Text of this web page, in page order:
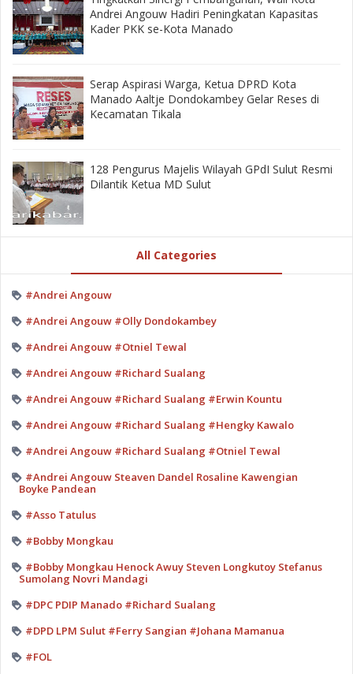
Andrei Angouw Hadiri Peningkatan Kapasitas
Kader PKK se-Kota Manado
‎Serap Aspirasi Warga, Ketua DPRD Kota
Manado Aaltje Dondokambey Gelar Reses di
Kecamatan Tikala ‎
128 Pengurus Majelis Wilayah GPdI Sulut Resmi
Dilantik Ketua MD Sulut
All Categories
#Andrei Angouw
#Andrei Angouw #Olly Dondokambey
#Andrei Angouw #Otniel Tewal
#Andrei Angouw #Richard Sualang
#Andrei Angouw #Richard Sualang #Erwin Kountu
#Andrei Angouw #Richard Sualang #Hengky Kawalo
#Andrei Angouw #Richard Sualang #Otniel Tewal
#Andrei Angouw Steaven Dandel Rosaline Kawengian
Boyke Pandean
#Asso Tatulus
#Bobby Mongkau
#Bobby Mongkau Henock Awuy Steven Longkutoy Stefanus
Sumolang Novri Mandagi
#DPC PDIP Manado #Richard Sualang
#DPD LPM Sulut #Ferry Sangian #Johana Mamanua
#FOL